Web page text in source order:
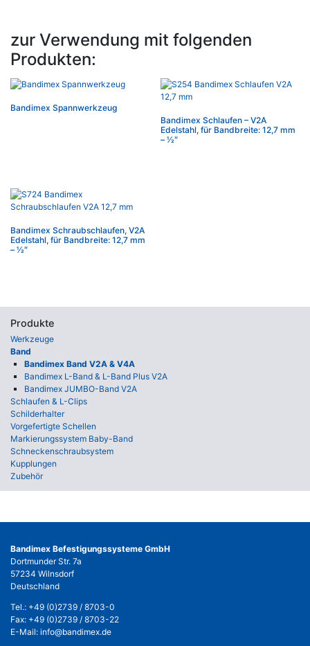
zur Verwendung mit folgenden
Produkten:
Bandimex Spannwerkzeug
Bandimex Schlaufen – V2A
Edelstahl, für Bandbreite: 12,7 mm
– 1⁄2″
Bandimex Schraubschlaufen, V2A
Edelstahl, für Bandbreite: 12,7 mm
– 1⁄2″
Produkte
Werkzeuge
Band
Bandimex Band V2A & V4A
Bandimex L-Band & L-Band Plus V2A
Bandimex JUMBO-Band V2A
Schlaufen & L-Clips
Schilderhalter
Vorgefertigte Schellen
Markierungssystem Baby-Band
Schneckenschraubsystem
Kupplungen
Zubehör
Bandimex Befestigungssysteme GmbH
Dortmunder Str. 7a
57234 Wilnsdorf
Deutschland
Tel.: +49 (0)2739 / 8703-0
Fax: +49 (0)2739 / 8703-22
E-Mail: info@bandimex.de